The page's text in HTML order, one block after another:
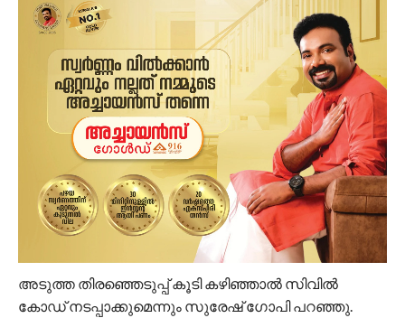
അടുത്ത തിരഞ്ഞെടുപ്പ് കൂടി കഴിഞ്ഞാൽ സിവിൽ
കോഡ് നടപ്പാക്കുമെന്നും സുരേഷ് ​ഗോപി പറഞ്ഞു.